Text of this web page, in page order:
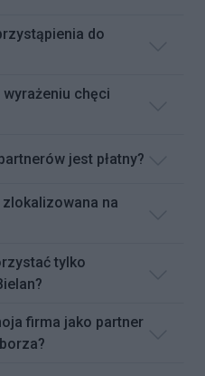
do
chęci
jest płatny?
na
tylko
firma jako partner